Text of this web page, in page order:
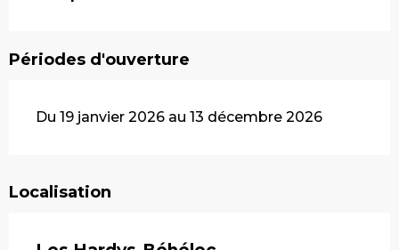
Périodes d'ouverture
Du 19 janvier 2026 au 13 décembre 2026
Localisation